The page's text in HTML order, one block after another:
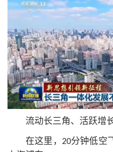
流动长三角、活跃增
在这里，20分钟低空